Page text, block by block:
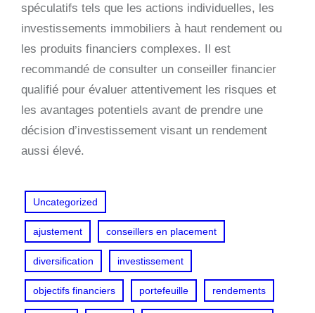
spéculatifs tels que les actions individuelles, les
investissements immobiliers à haut rendement ou
les produits financiers complexes. Il est
recommandé de consulter un conseiller financier
qualifié pour évaluer attentivement les risques et
les avantages potentiels avant de prendre une
décision d’investissement visant un rendement
aussi élevé.
Uncategorized
ajustement conseillers en placement
diversification investissement
objectifs financiers portefeuille rendements